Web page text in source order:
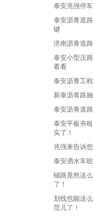
泰安兆强停
泰安沥青道
键
济南沥青道
泰安小型压
看看
泰安沥青工
新泰沥青路
泰安沥青道
泰安平板夯
实了！
兆强来告诉
泰安洒水车
铺路竟然这
了！
划线也能这
范儿了！